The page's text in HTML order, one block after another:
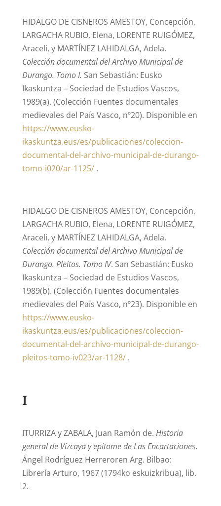
HIDALGO DE CISNEROS AMESTOY, Concepción,
LARGACHA RUBIO, Elena, LORENTE RUIGÓMEZ,
Araceli, y MARTÍNEZ LAHIDALGA, Adela.
Colección documental del Archivo Municipal de
Durango. Tomo I. San Sebastián: Eusko
Ikaskuntza – Sociedad de Estudios Vascos,
1989(a). (Colección Fuentes documentales
medievales del País Vasco, nº20). Disponible en
https://www.eusko-
ikaskuntza.eus/es/publicaciones/coleccion-
documental-del-archivo-municipal-de-durango-
tomo-i020/ar-1125/.
HIDALGO DE CISNEROS AMESTOY, Concepción,
LARGACHA RUBIO, Elena, LORENTE RUIGÓMEZ,
Araceli, y MARTÍNEZ LAHIDALGA, Adela.
Colección documental del Archivo Municipal de
Durango. Pleitos. Tomo IV. San Sebastián: Eusko
Ikaskuntza – Sociedad de Estudios Vascos,
1989(b). (Colección Fuentes documentales
medievales del País Vasco, nº23). Disponible en
https://www.eusko-
ikaskuntza.eus/es/publicaciones/coleccion-
documental-del-archivo-municipal-de-durango-
pleitos-tomo-iv023/ar-1128/.
I
ITURRIZA y ZABALA, Juan Ramón de. Historia
general de Vizcaya y epítome de Las Encartaciones.
Ángel Rodríguez Herreroren Arg. Bilbao:
Librería Arturo, 1967 (1794ko eskuizkribua), lib.
2.